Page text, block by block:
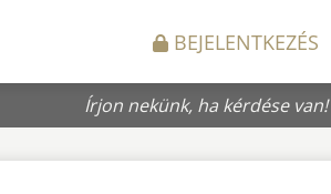
BEJELENTKEZÉS
Írjon nekünk, ha kérdése van!